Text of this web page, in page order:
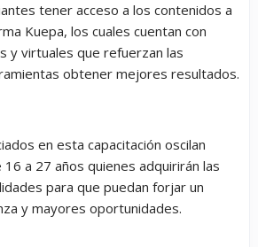
tener acceso a los contenidos a
Kuepa, los cuales cuentan con
y virtuales que refuerzan las
obtener mejores resultados.
en esta capacitación oscilan
a 27 años quienes adquirirán las
para que puedan forjar un
y mayores oportunidades.